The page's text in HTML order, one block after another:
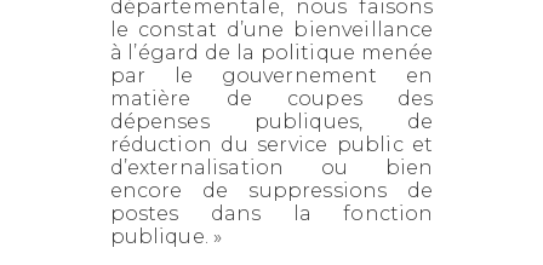
départementale, nous faisons
le constat d’une bienveillance
à l’égard de la politique menée
par le gouvernement en
matière de coupes des
dépenses publiques, de
réduction du service public et
d’externalisation ou bien
encore de suppressions de
postes dans la fonction
publique. »